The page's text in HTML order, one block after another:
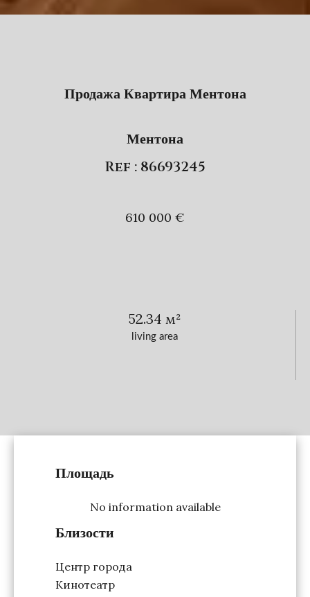
living area
52.34 м²
Продажа Квартира Ментона
Ментона
Ref : 86693245
610 000 €
Площадь
No information available
Близости
Центр города
Кинотеатр